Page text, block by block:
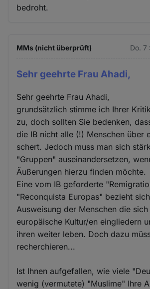
bedroht.
MMs (nicht überprüft) Do. 7
Sehr geehrte Frau Ahadi,
Sehr geehrte Frau Ahadi,
grundsätzlich stimme ich Ihrer
zu, doch sollten Sie bedenken,
die IB nicht alle (!) Menschen über
schert. Jedoch muss man sich
"Gruppen" auseinandersetzen,
Äußerungen hierzu finden möchte.
Eine vom IB geforderte
"Reconquista Europas" bezieht
Ausweisung der Menschen die
europäische Kultur/en eingliedern
ihren weiter leben. Doch dazu
recherchieren...
Ist Ihnen aufgefallen, wie viele
wenig (vermutete) "Muslime" Ihre